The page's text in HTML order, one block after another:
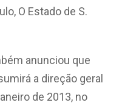
O Estado de S.
anunciou que
a direção geral
de 2013, no